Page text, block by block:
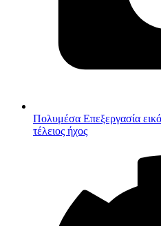
Πολυμέσα Επεξεργασία
τέλειος ήχος